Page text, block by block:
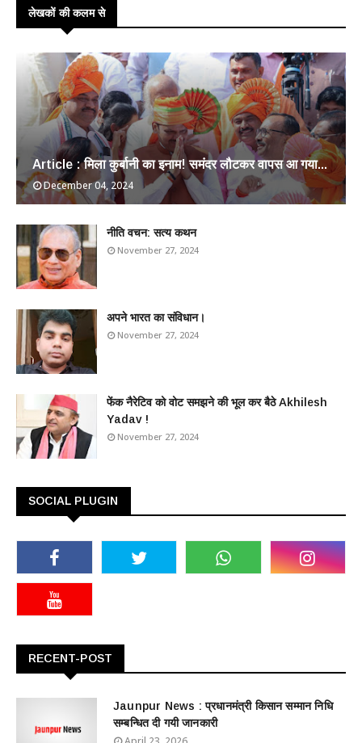
लेखकों की कलम से
Article : मिला कुर्बानी का इनाम! समंदर लौटकर वापस आ गया...
December 04, 2024
​नीति वचन: सत्य कथन
November 27, 2024
अपने भारत का संविधान।
November 27, 2024
फेंक नैरेटिव को वोट समझने की भूल कर बैठे Akhilesh
Yadav !
November 27, 2024
SOCIAL PLUGIN
RECENT-POST
Jaunpur News : ​प्रधानमंत्री किसान सम्मान निधि
सम्बन्धित दी गयी जानकारी